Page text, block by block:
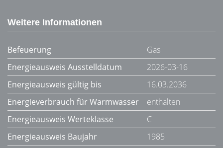
Weitere Informationen
Befeuerung
Gas
Energieausweis Ausstelldatum
2026-03-16
Energieausweis gültig bis
16.03.2036
Energieverbrauch für Warmwasser
enthalten
Energieausweis Werteklasse
C
Energieausweis Baujahr
1985